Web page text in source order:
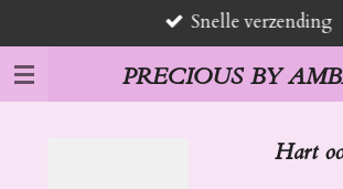
direct
naar
de
PRECIOUS BY
Snelle verzending
Hart